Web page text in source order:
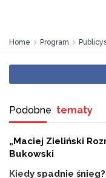
Home Program
Podobne tematy
„Maciej Zieliński
Bukowski
Kiedy spadnie